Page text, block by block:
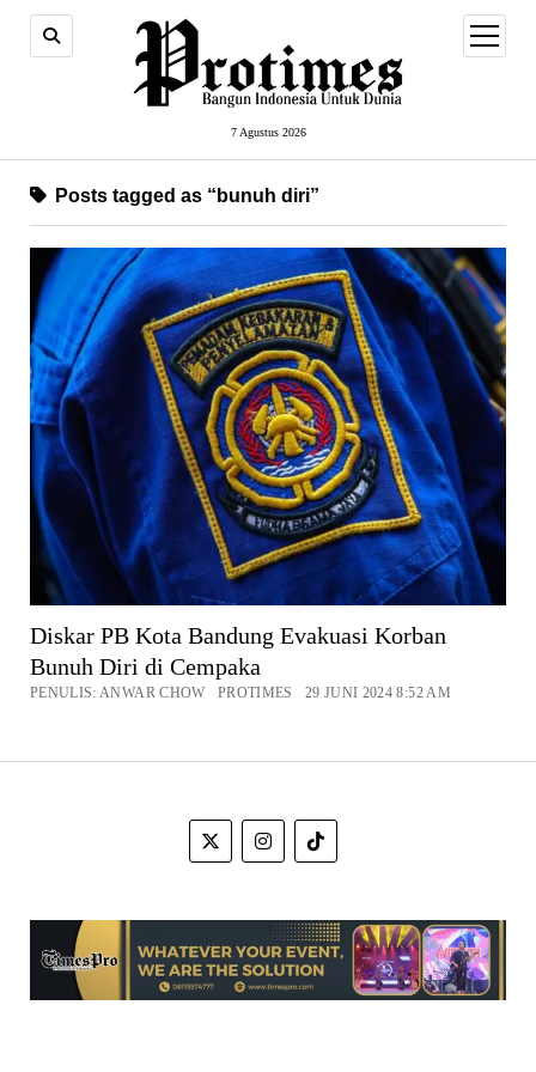
7 Agustus 2026
open
menu
Posts tagged as “bunuh diri”
Diskar PB Kota Bandung Evakuasi Korban
Bunuh Diri di Cempaka
PENULIS: ANWAR CHOW PROTIMES 29 JUNI 2024 8:52 AM